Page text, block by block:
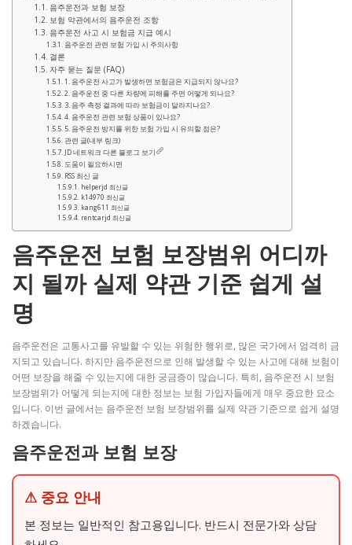
음주운전과 보험 보장
보험 약관에서의 음주운전 조항
음주운전 사고 시 보험금 지급 예시
음주운전 관련 보험 가입 시 주의사항
결론
자주 묻는 질문 (FAQ)
1. 음주운전 사고가 발생하면 보험금은 지급되지 않나요?
2. 음주운전 중 다른 차량에 피해를 주면 어떻게 되나요?
3. 음주 측정 결과에 따라 보험금이 달라지나요?
4. 음주운전 관련 보험 상품이 있나요?
5. 음주운전 방지를 위한 보험 가입 시 유의할 점은?
관련 글(내부 링크)
JD 네트워크 다른 블로그 보기
도움이 필요하시면
RSS 최신 글
helperjd 최신글
k14970 최신글
kang611 최신글
rentcarjd 최신글
음주운전 보험 보장범위 어디까
지 될까 실제 약관 기준 쉽게 설
명
음주운전은 교통사고를 유발할 수 있는 위험한 행위로, 많은 국가에서 엄격히 금
지되고 있습니다. 하지만 음주운전으로 인해 발생할 수 있는 사고에 대해 보험이
어떤 보장을 해줄 수 있는지에 대한 궁금증이 많습니다. 특히, 음주운전 시 보험
보장범위가 어떻게 되는지에 대한 정보는 보험 가입자들에게 매우 중요한 요소
입니다. 이번 글에서는 음주운전 보험 보장범위를 실제 약관 기준으로 쉽게 설명
하겠습니다.
음주운전과 보험 보장
⚠ 중요 안내
본 정보는 일반적인 참고용입니다. 반드시 전문가와 상담